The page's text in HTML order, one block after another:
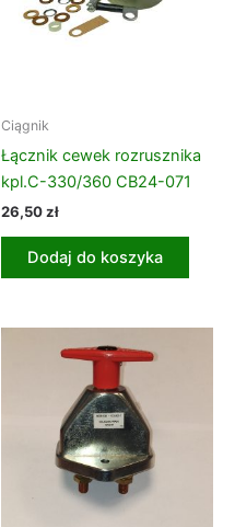
Ciągnik
Łącznik cewek rozrusznika
kpl.C-330/360 CB24-071
26,50zł
Dodaj do koszyka